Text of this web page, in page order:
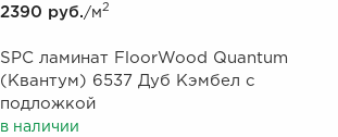
2390 руб. /м2
SPC ламинат FloorWood Quantum
(Квантум) 6537 Дуб Кэмбел с
подложкой
в наличии